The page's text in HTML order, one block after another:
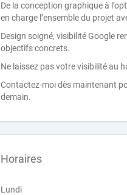
De la conception graphique à
en charge l’ensemble du projet
Design soigné, visibilité Google
objectifs concrets.
Ne laissez pas votre visibilité au
Contactez-moi dès maintenant
demain.
Horaires
Lundi